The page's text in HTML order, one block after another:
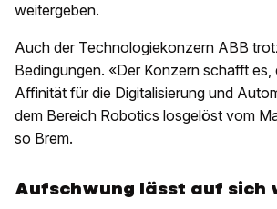
weitergeben.
Auch der Technologiekonzern ABB
Bedingungen. «Der Konzern schafft es,
Affinität für die Digitalisierung und
dem Bereich Robotics losgelöst vom
so Brem.
Aufschwung lässt auf sich